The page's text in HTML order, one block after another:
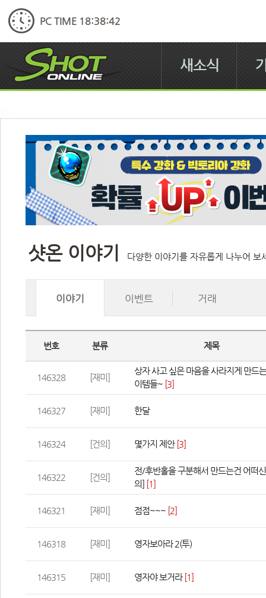
PC TIME 18:38:43
새소식
샷온 이야기 다양한 이야기를 자유롭게 나누어 보
이야기 이벤트 거래
번호 분류 제목
146328 [재미]
상자 사고 싶은 마음을 사라지게 만드
이템들~ [3]
146327 [재미] 한달
146324 [건의] 몇가지 제안 [3]
146322 [건의]
전/후반홀을 구분해서 만드는건 어떠
의] [1]
146321 [재미] 점점~~~ [2]
146318 [재미] 영자보아라 2(투)
146315 [재미] 영자야 보거라 [1]